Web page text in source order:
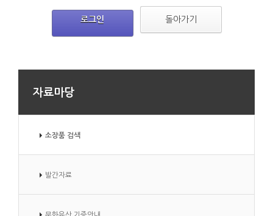
로그인 돌아가기
자료마당
소장품 검색
발간자료